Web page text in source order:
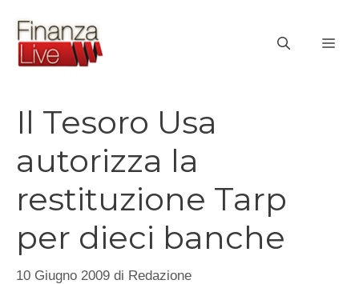
contenuto
Il Tesoro Usa
autorizza la
restituzione Tarp
per dieci banche
10 Giugno 2009 di Redazione